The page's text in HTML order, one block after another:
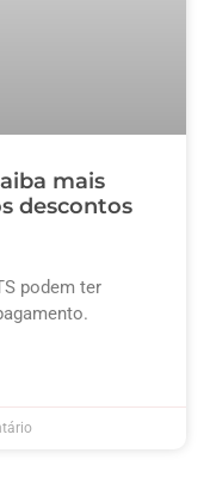
mais
descontos
podem ter